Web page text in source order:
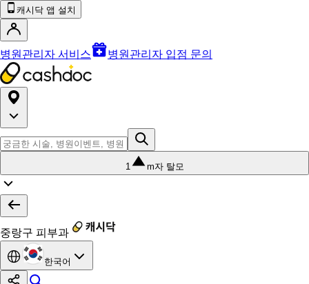
캐시닥 앱 설치
병원관리자 서비스 병원관리자 입점 문의
1 m자 탈모
중랑구 피부과
한국어